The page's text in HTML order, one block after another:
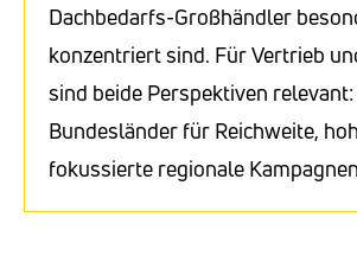
Dachbedarfs-Großhändler
konzentriert sind. Für Vertrieb
sind beide Perspektiven
Bundesländer für Reichweite,
fokussierte regionale